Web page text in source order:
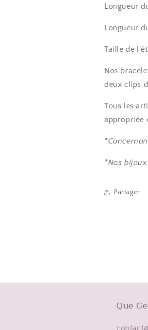
Longueur
Longueur
Taille de
Nos
deux clips
Tous les
appropriée
*Nos
Partager
Que